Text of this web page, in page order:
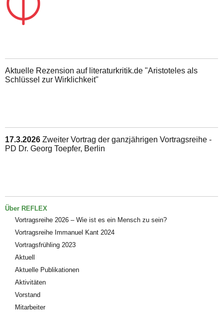
Aktuelle Rezension auf literaturkritik.de "Aristoteles als
Schlüssel zur Wirklichkeit"
17.3.2026 Zweiter Vortrag der ganzjährigen Vortragsreihe -
PD Dr. Georg Toepfer, Berlin
Über REFLEX
Vortragsreihe 2026 – Wie ist es ein Mensch zu sein?
Vortragsreihe Immanuel Kant 2024
Vortragsfrühling 2023
Aktuell
Aktuelle Publikationen
Aktivitäten
Vorstand
Mitarbeiter